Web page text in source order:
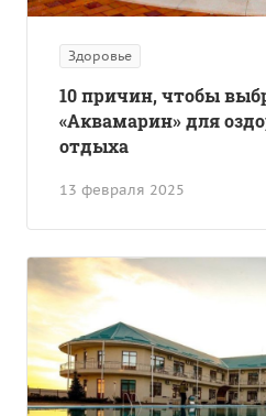
Здоровье
13 февраля 2025
10 причин, чтобы
«Аквамарин» для
отдыха